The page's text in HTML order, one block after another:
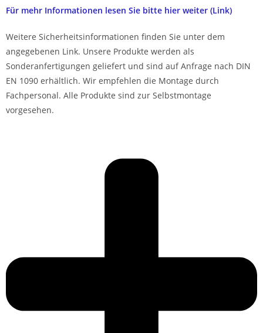
Für mehr Informationen lesen Sie bitte hier weiter (Link)
Weitere Sicherheitsinformationen finden Sie unter dem
angegebenen Link. Unsere Produkte werden als
Sonderanfertigungen geliefert und sind auf Anfrage nach DIN
EN 1090 erhältlich. Wir empfehlen die Montage durch
Fachpersonal. Alle Produkte sind zur Selbstmontage
vorgesehen.